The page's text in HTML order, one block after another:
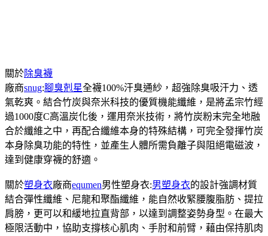
關於除臭襪
廠商snug:腳臭剋星全襪100%汗臭通紗，超強除臭吸汗力、透
氣乾爽。結合竹炭與奈米科技的優質機能纖維，是將孟宗竹經
過1000度C高溫炭化後，運用奈米技術，將竹炭粉末完全地融
合於纖維之中，再配合纖維本身的特殊結構，可完全發揮竹炭
本身除臭功能的特性，並產生人體所需負離子與阻絕電磁波，
達到健康穿襪的舒適。
關於塑身衣廠商equmen男性塑身衣:男塑身衣的設計強調材質
結合彈性纖維、尼龍和聚酯纖維，能自然收緊腰腹脂肪、提拉
肩膀，更可以和緩地拉直背部，以達到調整姿勢身型。在最大
極限活動中，協助支撐核心肌肉、手肘和前臂，藉由保持肌肉